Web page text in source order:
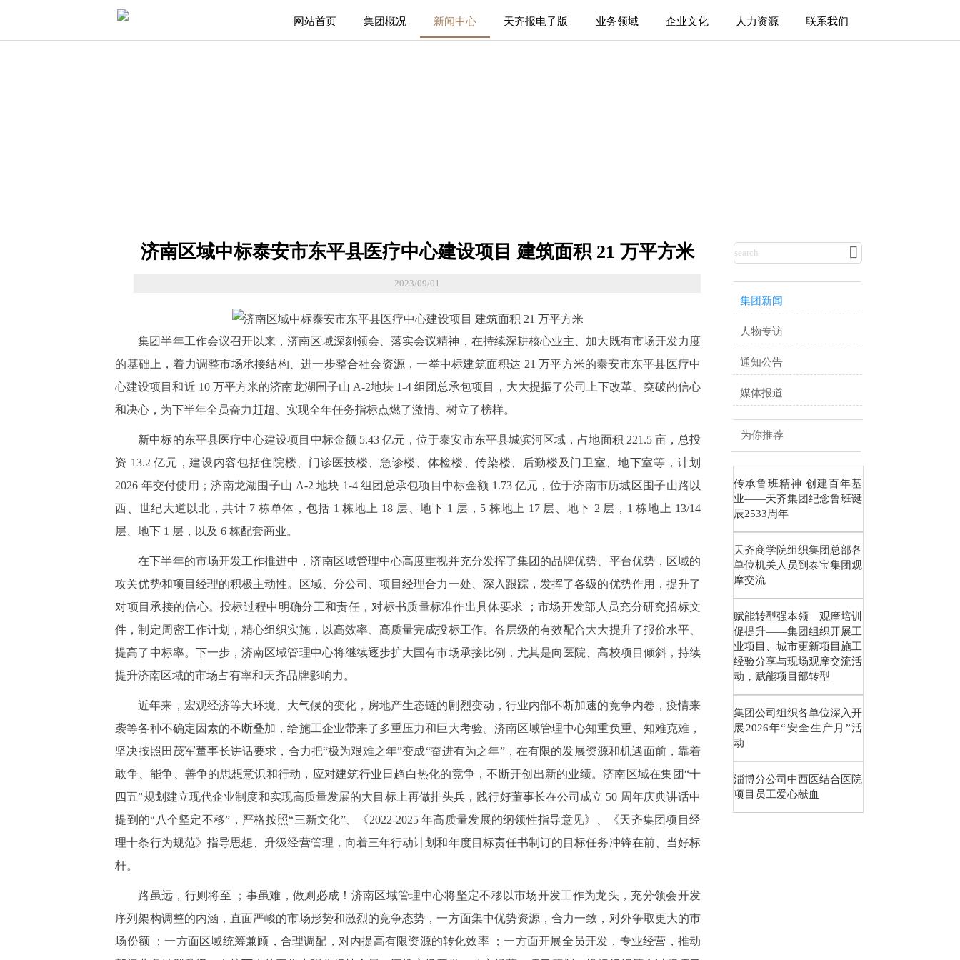
网站首页 集团概况 新闻中心 天齐报电子版 业务领域 企业文化 人力资源 联系我们
济南区域中标泰安市东平县医疗中心建设项目 建筑面积 21 万平方米
2023/09/01
集团半年工作会议召开以来，济南区域深刻领会、落实会议精神，在持续深耕核心业主、加大既有市场开发力度
的基础上，着力调整市场承接结构、进一步整合社会资源，一举中标建筑面积达 21 万平方米的泰安市东平县医疗中
心建设项目和近 10 万平方米的济南龙湖围子山 A-2地块 1-4 组团总承包项目，大大提振了公司上下改革、突破的信心
和决心，为下半年全员奋力赶超、实现全年任务指标点燃了激情、树立了榜样。
新中标的东平县医疗中心建设项目中标金额 5.43 亿元，位于泰安市东平县城滨河区域，占地面积 221.5 亩，总投
资 13.2 亿元，建设内容包括住院楼、门诊医技楼、急诊楼、体检楼、传染楼、后勤楼及门卫室、地下室等，计划
2026 年交付使用；济南龙湖围子山 A-2 地块 1-4 组团总承包项目中标金额 1.73 亿元，位于济南市历城区围子山路以
西、世纪大道以北，共计 7 栋单体，包括 1 栋地上 18 层、地下 1 层，5 栋地上 17 层、地下 2 层，1 栋地上 13/14
层、地下 1 层，以及 6 栋配套商业。
在下半年的市场开发工作推进中，济南区域管理中心高度重视并充分发挥了集团的品牌优势、平台优势，区域的
攻关优势和项目经理的积极主动性。区域、分公司、项目经理合力一处、深入跟踪，发挥了各级的优势作用，提升了
对项目承接的信心。投标过程中明确分工和责任，对标书质量标准作出具体要求 ；市场开发部人员充分研究招标文
件，制定周密工作计划，精心组织实施，以高效率、高质量完成投标工作。各层级的有效配合大大提升了报价水平、
提高了中标率。下一步，济南区域管理中心将继续逐步扩大国有市场承接比例，尤其是向医院、高校项目倾斜，持续
提升济南区域的市场占有率和天齐品牌影响力。
近年来，宏观经济等大环境、大气候的变化，房地产生态链的剧烈变动，行业内部不断加速的竞争内卷，疫情来
袭等各种不确定因素的不断叠加，给施工企业带来了多重压力和巨大考验。济南区域管理中心知重负重、知难克难，
坚决按照田茂军董事长讲话要求，合力把“极为艰难之年”变成“奋进有为之年”，在有限的发展资源和机遇面前，靠着
敢争、能争、善争的思想意识和行动，应对建筑行业日趋白热化的竞争，不断开创出新的业绩。济南区域在集团“十
四五”规划建立现代企业制度和实现高质量发展的大目标上再做排头兵，践行好董事长在公司成立 50 周年庆典讲话中
提到的“八个坚定不移”，严格按照“三新文化”、《2022-2025 年高质量发展的纲领性指导意见》、《天齐集团项目经
理十条行为规范》指导思想、升级经营管理，向着三年行动计划和年度目标责任书制订的目标任务冲锋在前、当好标
杆。
路虽远，行则将至 ；事虽难，做则必成！济南区域管理中心将坚定不移以市场开发工作为龙头，充分领会开发
序列架构调整的内涵，直面严峻的市场形势和激烈的竞争态势，一方面集中优势资源，合力一致，对外争取更大的市
场份额 ；一方面区域统筹兼顾，合理调配，对内提高有限资源的转化效率 ；一方面开展全员开发，专业经营，推动

集团新闻
人物专访
通知公告
媒体报道
为你推荐
传承鲁班精神 创建百年基
业——天齐集团纪念鲁班诞
辰2533周年
天齐商学院组织集团总部各
单位机关人员到泰宝集团观
摩交流
赋能转型强本领 观摩培训
促提升——集团组织开展工
业项目、城市更新项目施工
经验分享与现场观摩交流活
动，赋能项目部转型
集团公司组织各单位深入开
展2026年“安全生产月”活
动
淄博分公司中西医结合医院
项目员工爱心献血